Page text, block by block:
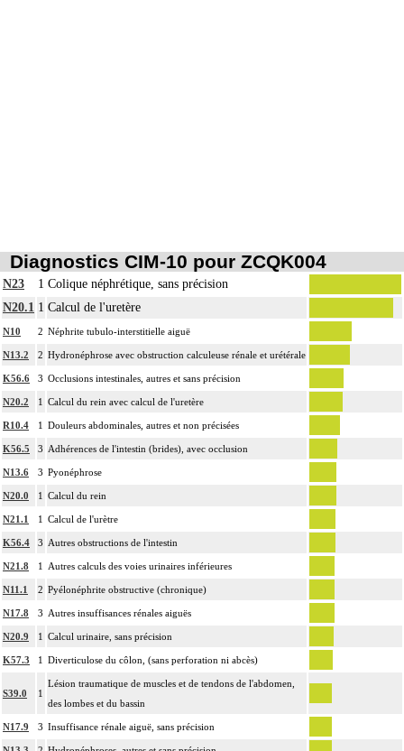
Diagnostics CIM-10 pour ZCQK004
N23 1 Colique néphrétique, sans précision
N20.1 1 Calcul de l'uretère
N10 2 Néphrite tubulo-interstitielle aiguë
N13.2 2 Hydronéphrose avec obstruction calculeuse rénale et urétérale
K56.6 3 Occlusions intestinales, autres et sans précision
N20.2 1 Calcul du rein avec calcul de l'uretère
R10.4 1 Douleurs abdominales, autres et non précisées
K56.5 3 Adhérences de l'intestin (brides), avec occlusion
N13.6 3 Pyonéphrose
N20.0 1 Calcul du rein
N21.1 1 Calcul de l'urètre
K56.4 3 Autres obstructions de l'intestin
N21.8 1 Autres calculs des voies urinaires inférieures
N11.1 2 Pyélonéphrite obstructive (chronique)
N17.8 3 Autres insuffisances rénales aiguës
N20.9 1 Calcul urinaire, sans précision
K57.3 1 Diverticulose du côlon, (sans perforation ni abcès)
S39.0 1
Lésion traumatique de muscles et de tendons de l'abdomen,
des lombes et du bassin
N17.9 3 Insuffisance rénale aiguë, sans précision